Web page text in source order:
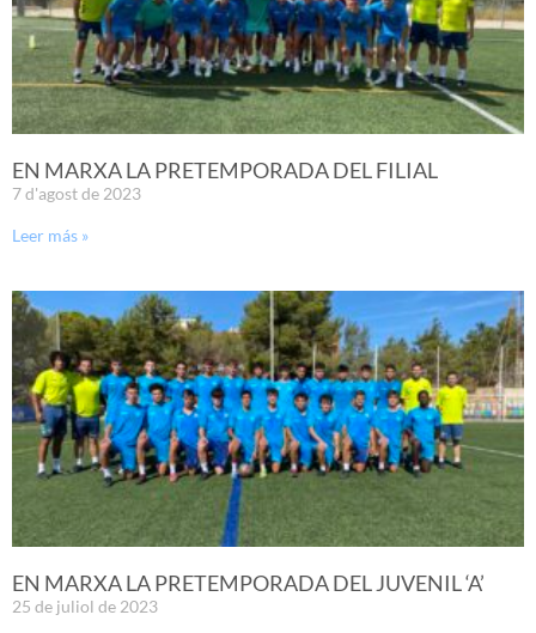
EN MARXA LA PRETEMPORADA DEL FILIAL
7 d'agost de 2023
Leer más »
EN MARXA LA PRETEMPORADA DEL JUVENIL ‘A’
25 de juliol de 2023